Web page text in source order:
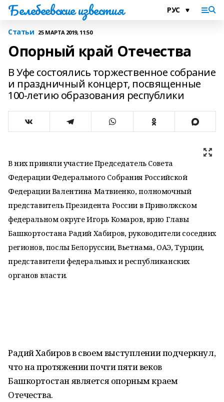
Белебеевские известия
Статьи 25 МАРТА 2019, 11:50
Опорный край Отечества
В Уфе состоялись торжественное собрание
и праздничный концерт, посвященные
100-летию образования республики
В них приняли участие Председатель Совета
Федерации Федерального Собрания Российской
Федерации Валентина Матвиенко, полномочный
представитель Президента России в Приволжском
федеральном округе Игорь Комаров, врио Главы
Башкортостана Радий Хабиров, руководители соседних
регионов, послы Белоруссии, Вьетнама, ОАЭ, Турции,
представители федеральных и республиканских
органов власти.
Радий Хабиров в своем выступлении подчеркнул,
что на протяжении почти пяти веков
Башкортостан является опорным краем
Отечества.